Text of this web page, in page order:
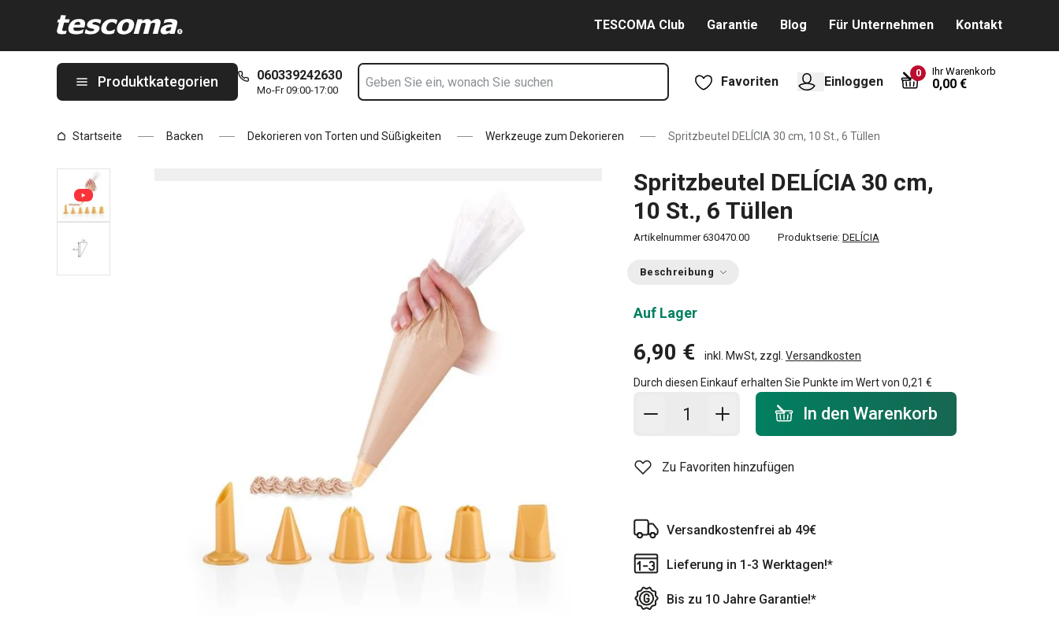
TESCOMA Club Garantie Blog Für Unternehmen Kontakt
Produktkategorien 060339242630
Mo-Fr 09:00-17:00
Favoriten Einloggen
0 Ihr Warenkorb
0,00 €
Startseite Backen Dekorieren von Torten und Süßigkeiten Werkzeuge zum Dekorieren Spritzbeutel DELÍCIA 30 cm, 10 St., 6 Tüllen
Spritzbeutel DELÍCIA 30 cm,
10 St., 6 Tüllen
Artikelnummer 630470.00 Produktserie: DELÍCIA
Beschreibung
Auf Lager
6,90 € inkl. MwSt, zzgl. Versandkosten
Durch diesen Einkauf erhalten Sie Punkte im Wert von 0,21 €
In den Warenkorb - Menge
In den Warenkorb
Zu Favoriten hinzufügen
Versandkostenfrei ab 49€
Lieferung in 1-3 Werktagen!*
Bis zu 10 Jahre Garantie!*